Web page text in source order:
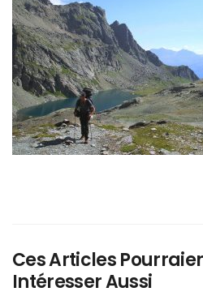
Ces Articles
Intéresser Aussi